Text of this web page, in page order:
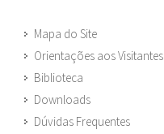
Mapa do Site
Orientações aos Visitantes
Biblioteca
Downloads
Dúvidas Frequentes